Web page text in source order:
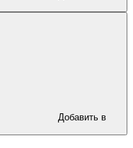
Добавить в